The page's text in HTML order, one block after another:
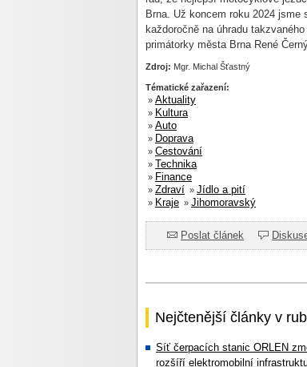
Brna. Už koncem roku 2024
každoročně na úhradu
primátorky města Brna René
Zdroj: Mgr. Michal Šťastný
Tématické zařazení:
» Aktuality
» Kultura
» Auto
» Doprava
» Cestování
» Technika
» Finance
» Zdraví » Jídlo a pití
» Kraje » Jihomoravský
Poslat článek
Nejčtenější články v
Síť čerpacích stanic ORLEN
rozšíří elektromobilní